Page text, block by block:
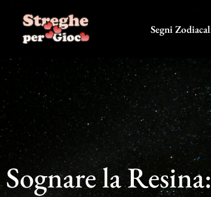
contenuto
Segni
Sognare la